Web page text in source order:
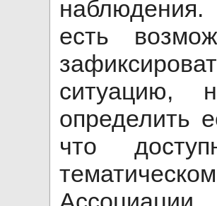
есть
ситуацию,
определить
что